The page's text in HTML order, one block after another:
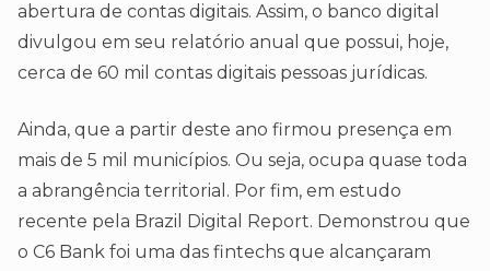
abertura de contas digitais. Assim, o banco digital
divulgou em seu relatório anual que possui, hoje,
cerca de 60 mil contas digitais pessoas jurídicas.
Ainda, que a partir deste ano firmou presença em
mais de 5 mil municípios. Ou seja, ocupa quase toda
a abrangência territorial. Por fim, em estudo
recente pela Brazil Digital Report. Demonstrou que
o C6 Bank foi uma das fintechs que alcançaram